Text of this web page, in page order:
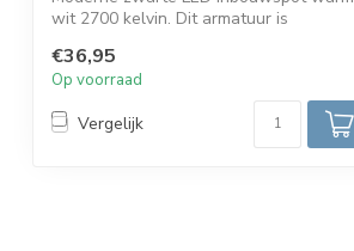
wit 2700 kelvin. Dit armatuur is
€36,95
Op voorraad
Vergelijk